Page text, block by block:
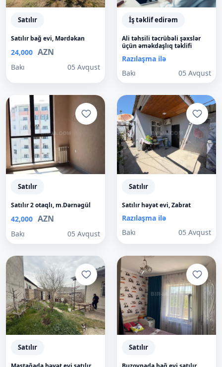
Satılır
Satılır bağ evi, Mərdəkan
24,000 AZN
Bakı 05 Avqust
İş təklif edirəm
Ali təhsili təcrübəli şəxslər
üçün əməkdaşlıq təklifi
Razılaşma ilə
Bakı
05 Avqust
Satılır
Satılır 2 otaqlı, m.Dərnəgül
42,000 AZN
Bakı 05 Avqust
Satılır
Satılır həyət evi, Zabrat
Razılaşma ilə
Bakı
05 Avqust
Satılır Satılır